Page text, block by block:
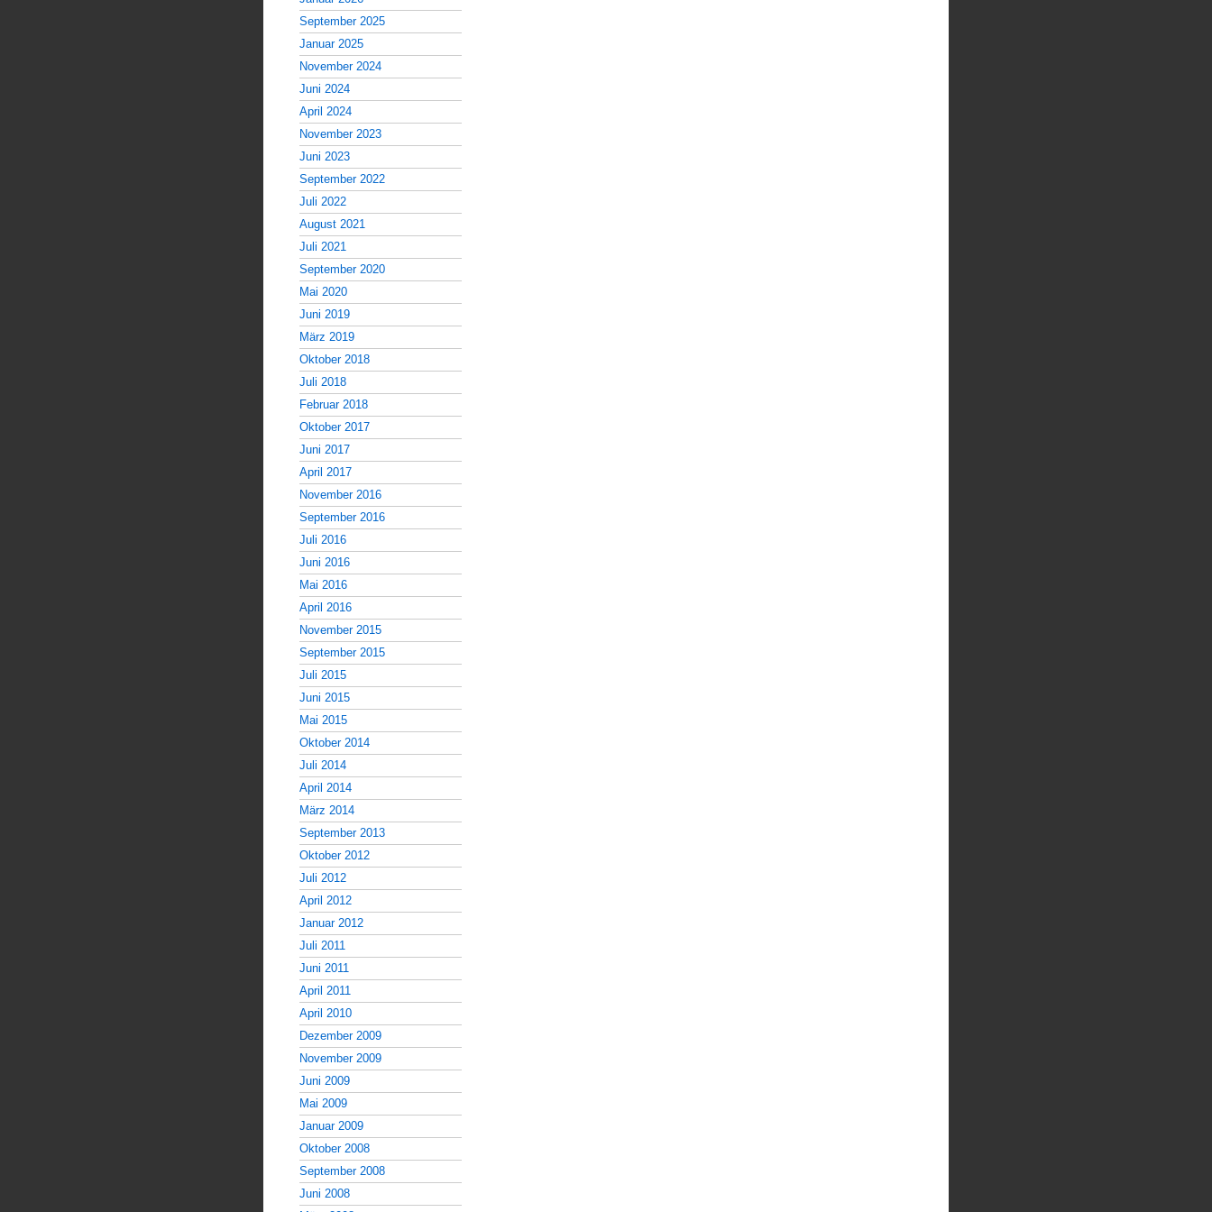
September 2025
Januar 2025
November 2024
Juni 2024
April 2024
November 2023
Juni 2023
September 2022
Juli 2022
August 2021
Juli 2021
September 2020
Mai 2020
Juni 2019
März 2019
Oktober 2018
Juli 2018
Februar 2018
Oktober 2017
Juni 2017
April 2017
November 2016
September 2016
Juli 2016
Juni 2016
Mai 2016
April 2016
November 2015
September 2015
Juli 2015
Juni 2015
Mai 2015
Oktober 2014
Juli 2014
April 2014
März 2014
September 2013
Oktober 2012
Juli 2012
April 2012
Januar 2012
Juli 2011
Juni 2011
April 2011
April 2010
Dezember 2009
November 2009
Juni 2009
Mai 2009
Januar 2009
Oktober 2008
September 2008
Juni 2008